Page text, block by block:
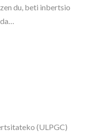
du, beti inbertsio
(ULPGC)